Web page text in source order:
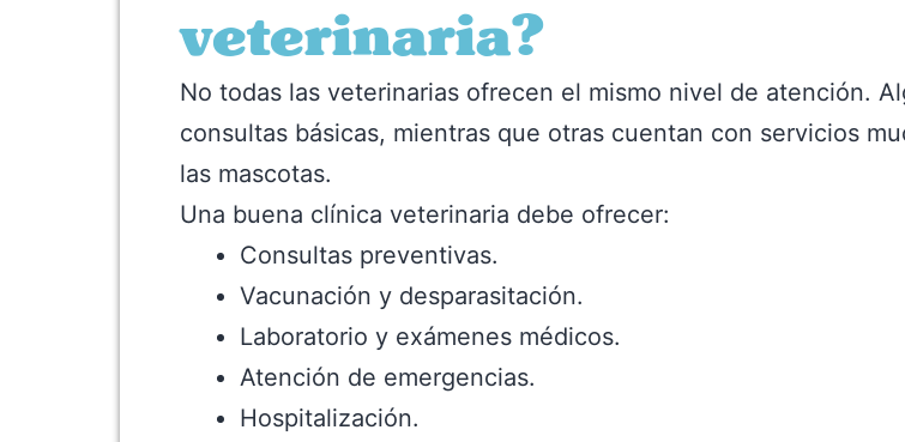
veterinaria?
No todas las veterinarias ofrecen el mismo nivel de atención.
consultas básicas, mientras que otras cuentan con servicios
las mascotas.
Una buena clínica veterinaria debe ofrecer:
Consultas preventivas.
Vacunación y desparasitación.
Laboratorio y exámenes médicos.
Atención de emergencias.
Hospitalización.